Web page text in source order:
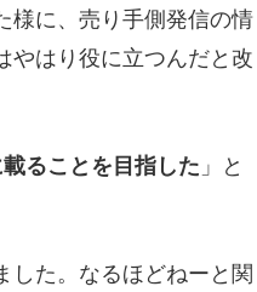
様に、売り手側発信の情
やはり役に立つんだと改
ることを目指した 」と
した。なるほどねーと関